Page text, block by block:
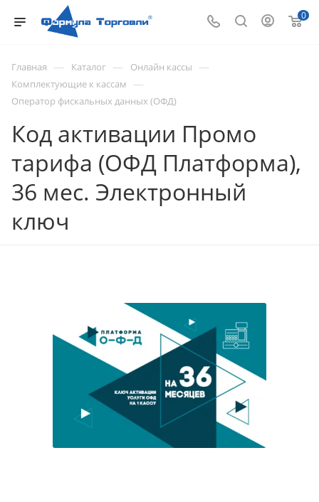
0
Главная — Каталог — Онлайн кассы —
Комплектующие к кассам —
Оператор фискальных данных (ОФД)
Код активации Промо
тарифа (ОФД Платформа),
36 мес. Электронный
ключ